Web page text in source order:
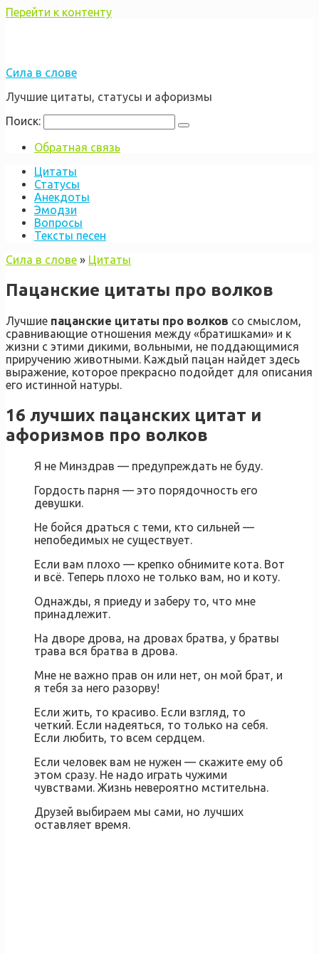
Перейти к контенту
Сила в слове
Лучшие цитаты, статусы и афоризмы
Поиск:
Обратная связь
Цитаты
Статусы
Анекдоты
Эмодзи
Вопросы
Тексты песен
Сила в слове » Цитаты
Пацанские цитаты про волков
Лучшие пацанские цитаты про волков со смыслом,
сравнивающие отношения между «братишками» и к
жизни с этими дикими, вольными, не поддающимися
приручению животными. Каждый пацан найдет здесь
выражение, которое прекрасно подойдет для описания
его истинной натуры.
16 лучших пацанских цитат и
афоризмов про волков
Я не Минздрав — предупреждать не буду.
Гордость парня — это порядочность его
девушки.
Не бойся драться с теми, кто сильней —
непобедимых не существует.
Если вам плохо — крепко обнимите кота. Вот
и всё. Теперь плохо не только вам, но и коту.
Однажды, я приеду и заберу то, что мне
принадлежит.
На дворе дрова, на дровах братва, у братвы
трава вся братва в дрова.
Мне не важно прав он или нет, он мой брат, и
я тебя за него разорву!
Если жить, то красиво. Если взгляд, то
четкий. Если надеяться, то только на себя.
Если любить, то всем сердцем.
Если человек вам не нужен — скажите ему об
этом сразу. Не надо играть чужими
чувствами. Жизнь невероятно мстительна.
Друзей выбираем мы сами, но лучших
оставляет время.